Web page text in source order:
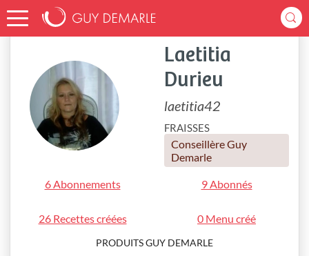
Accueil laetitia42
Laetitia
Durieu
laetitia42
FRAISSES
Conseillère Guy
Demarle
6 Abonnements 9 Abonnés
26 Recettes créées 0 Menu créé
PRODUITS GUY DEMARLE